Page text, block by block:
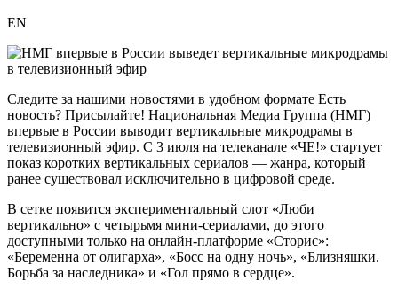
EN
Следите за нашими новостями в удобном формате Есть
новость? Присылайте! Национальная Медиа Группа (НМГ)
впервые в России выводит вертикальные микродрамы в
телевизионный эфир. С 3 июля на телеканале «ЧЕ!» стартует
показ коротких вертикальных сериалов — жанра, который
ранее существовал исключительно в цифровой среде.
В сетке появится экспериментальный слот «Люби
вертикально» с четырьмя мини-сериалами, до этого
доступными только на онлайн-платформе «Сторис»:
«Беременна от олигарха», «Босс на одну ночь», «Близняшки.
Борьба за наследника» и «Гол прямо в сердце».